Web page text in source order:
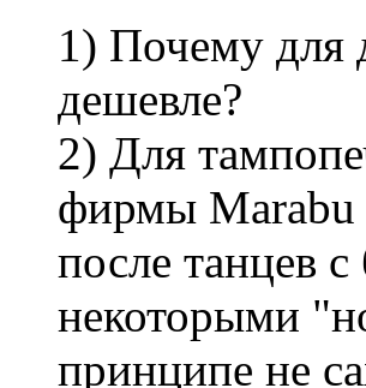
1) Почему для
дешевле?
2) Для
фирмы Marabu
после танцев
некоторыми
принципе не